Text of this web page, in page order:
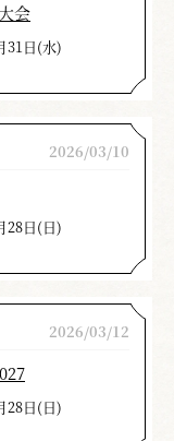
会
31日(水)
2026/03/10
28日(日)
2026/03/12
28日(日)